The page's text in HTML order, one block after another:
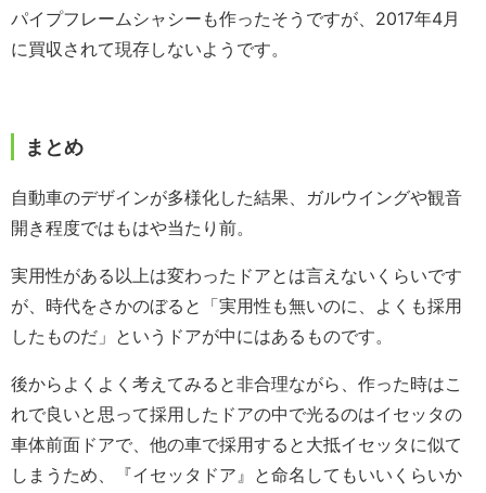
パイプフレームシャシーも作ったそうですが、2017年4月
に買収されて現存しないようです。
まとめ
自動車のデザインが多様化した結果、ガルウイングや観音
開き程度ではもはや当たり前。
実用性がある以上は変わったドアとは言えないくらいです
が、時代をさかのぼると「実用性も無いのに、よくも採用
したものだ」というドアが中にはあるものです。
後からよくよく考えてみると非合理ながら、作った時はこ
れで良いと思って採用したドアの中で光るのはイセッタの
車体前面ドアで、他の車で採用すると大抵イセッタに似て
しまうため、『イセッタドア』と命名してもいいくらいか